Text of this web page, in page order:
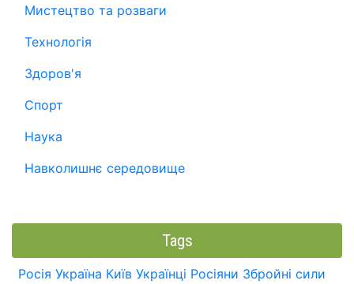
Мистецтво та розваги
Технологія
Здоров'я
Спорт
Наука
Навколишнє середовище
Tags
Росія Україна Київ Українці Росіяни Збройні сили